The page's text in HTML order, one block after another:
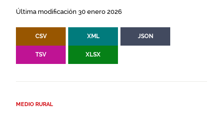
Última modificación 30 enero 2026
CSV XML JSON
TSV XLSX
MEDIO RURAL